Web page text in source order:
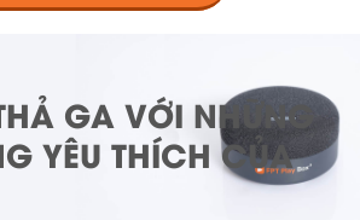
GA VỚI NHỮNG
YÊU THÍCH CỦA